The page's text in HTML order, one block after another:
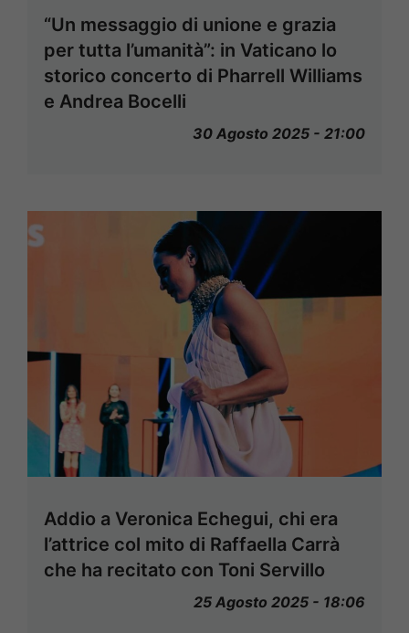
“Un messaggio di unione e grazia
per tutta l’umanità”: in Vaticano lo
storico concerto di Pharrell Williams
e Andrea Bocelli
30 Agosto 2025 - 21:00
Addio a Veronica Echegui, chi era
l’attrice col mito di Raffaella Carrà
che ha recitato con Toni Servillo
25 Agosto 2025 - 18:06